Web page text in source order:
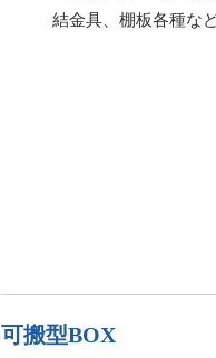
結金具、棚板各種な
可搬型BOX